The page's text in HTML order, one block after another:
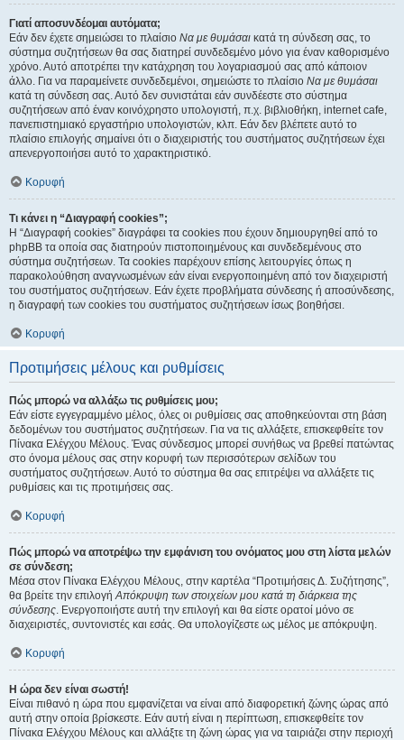
Γιατί αποσυνδέομαι αυτόματα;
Εάν δεν έχετε σημειώσει το πλαίσιο Να με θυμάσαι κατά τη σύνδεση σας, το
σύστημα συζητήσεων θα σας διατηρεί συνδεδεμένο μόνο για έναν καθορισμένο
χρόνο. Αυτό αποτρέπει την κατάχρηση του λογαριασμού σας από κάποιον
άλλο. Για να παραμείνετε συνδεδεμένοι, σημειώστε το πλαίσιο Να με θυμάσαι
κατά τη σύνδεση σας. Αυτό δεν συνιστάται εάν συνδέεστε στο σύστημα
συζητήσεων από έναν κοινόχρηστο υπολογιστή, π.χ. βιβλιοθήκη, internet cafe,
πανεπιστημιακό εργαστήριο υπολογιστών, κλπ. Εάν δεν βλέπετε αυτό το
πλαίσιο επιλογής σημαίνει ότι ο διαχειριστής του συστήματος συζητήσεων έχει
απενεργοποιήσει αυτό το χαρακτηριστικό.
Κορυφή
Τι κάνει η “Διαγραφή cookies”;
Η “Διαγραφή cookies” διαγράφει τα cookies που έχουν δημιουργηθεί από το
phpBB τα οποία σας διατηρούν πιστοποιημένους και συνδεδεμένους στο
σύστημα συζητήσεων. Τα cookies παρέχουν επίσης λειτουργίες όπως η
παρακολούθηση αναγνωσμένων εάν είναι ενεργοποιημένη από τον διαχειριστή
του συστήματος συζητήσεων. Εάν έχετε προβλήματα σύνδεσης ή αποσύνδεσης,
η διαγραφή των cookies του συστήματος συζητήσεων ίσως βοηθήσει.
Κορυφή
Προτιμήσεις μέλους και ρυθμίσεις
Πώς μπορώ να αλλάξω τις ρυθμίσεις μου;
Εάν είστε εγγεγραμμένο μέλος, όλες οι ρυθμίσεις σας αποθηκεύονται στη βάση
δεδομένων του συστήματος συζητήσεων. Για να τις αλλάξετε, επισκεφθείτε τον
Πίνακα Ελέγχου Μέλους. Ένας σύνδεσμος μπορεί συνήθως να βρεθεί πατώντας
στο όνομα μέλους σας στην κορυφή των περισσότερων σελίδων του
συστήματος συζητήσεων. Αυτό το σύστημα θα σας επιτρέψει να αλλάξετε τις
ρυθμίσεις και τις προτιμήσεις σας.
Κορυφή
Πώς μπορώ να αποτρέψω την εμφάνιση του ονόματος μου στη λίστα μελών
σε σύνδεση;
Μέσα στον Πίνακα Ελέγχου Μέλους, στην καρτέλα “Προτιμήσεις Δ. Συζήτησης”,
θα βρείτε την επιλογήΑπόκρυψη των στοιχείων μου κατά τη διάρκεια της
σύνδεσης. Ενεργοποιήστε αυτή την επιλογή και θα είστε ορατοί μόνο σε
διαχειριστές, συντονιστές και εσάς. Θα υπολογίζεστε ως μέλος με απόκρυψη.
Κορυφή
Η ώρα δεν είναι σωστή!
Είναι πιθανό η ώρα που εμφανίζεται να είναι από διαφορετική ζώνης ώρας από
αυτή στην οποία βρίσκεστε. Εάν αυτή είναι η περίπτωση, επισκεφθείτε τον
Πίνακα Ελέγχου Μέλους και αλλάξτε τη ζώνη ώρας για να ταιριάζει στην περιοχή